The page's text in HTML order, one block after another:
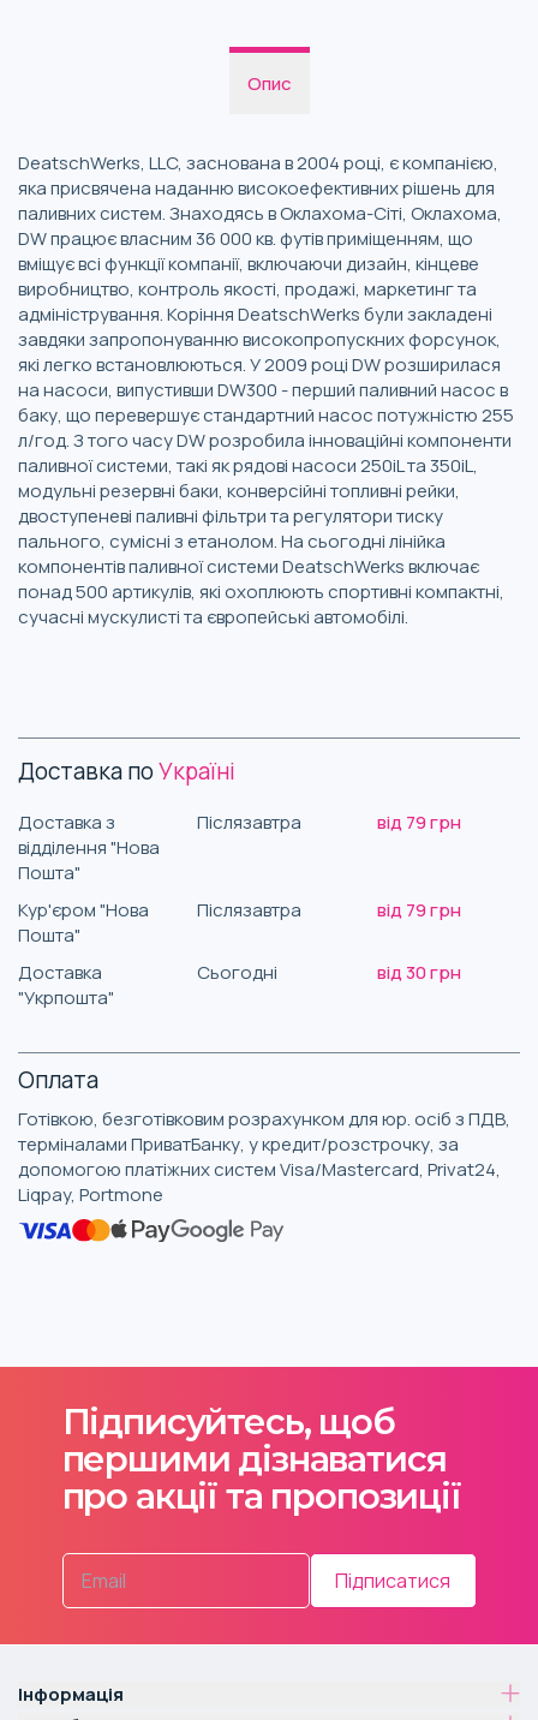
Опис
DeatschWerks, LLC, заснована в 2004 році, є компанією,
яка присвячена наданню високоефективних рішень для
паливних систем. Знаходясь в Оклахома-Сіті, Оклахома,
DW працює власним 36 000 кв. футів приміщенням, що
вміщує всі функції компанії, включаючи дизайн, кінцеве
виробництво, контроль якості, продажі, маркетинг та
адміністрування. Коріння DeatschWerks були закладені
завдяки запропонуванню високопропускних форсунок,
які легко встановлюються. У 2009 році DW розширилася
на насоси, випустивши DW300 - перший паливний насос в
баку, що перевершує стандартний насос потужністю 255
л/год. З того часу DW розробила інноваційні компоненти
паливної системи, такі як рядові насоси 250iL та 350iL,
модульні резервні баки, конверсійні топливні рейки,
двоступеневі паливні фільтри та регулятори тиску
пального, сумісні з етанолом. На сьогодні лінійка
компонентів паливної системи DeatschWerks включає
понад 500 артикулів, які охоплюють спортивні компактні,
сучасні мускулисті та європейські автомобілі.
Доставка поУкраїні
Доставка з
відділення "Нова
Пошта"
Післязавтра від 79 грн
Кур'єром "Нова
Пошта"
Післязавтра від 79 грн
Доставка
"Укрпошта"
Сьогодні від 30 грн
Оплата
Готівкою, безготівковим розрахунком для юр. осіб з ПДВ,
терміналами ПриватБанку, у кредит/розстрочку, за
допомогою платіжних систем Visa/Mastercard, Privat24,
Liqpay, Portmone
Підписуйтесь, щоб
першими дізнаватися
про акції та пропозиції
Підписатися
Інформація